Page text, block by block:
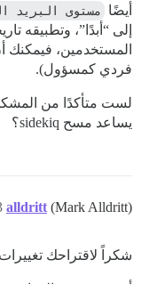
أيضًا مستوى البريد
إلى “أبدًا”، وتطبيقه
المستخدمين، فيمكنك
فردي كمسؤول).
لست متأكدًا من
يساعد مسح sidekiq؟
alldritt (Mark Alldritt)
شكراً لاقتراحك